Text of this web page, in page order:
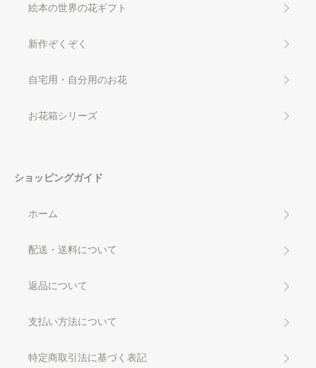
絵本の世界の花ギフト
新作ぞくぞく
自宅用・自分用のお花
お花箱シリーズ
ショッピングガイド
ホーム
配送・送料について
返品について
支払い方法について
特定商取引法に基づく表記